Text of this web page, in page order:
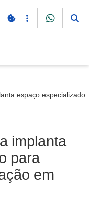
espaço
implanta
para
em